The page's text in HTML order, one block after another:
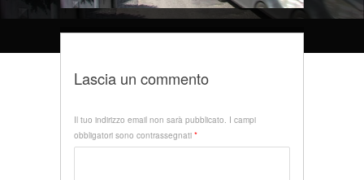
Lascia un commento
Il tuo indirizzo email non sarà pubblicato. I campi
obbligatori sono contrassegnati *